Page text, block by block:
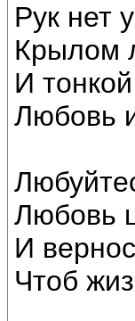
Рук нет
Крылом
И
Любовь
Любовь
И
Чтоб